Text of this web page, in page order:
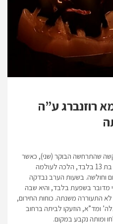
רוזנברג ע”ה
שהתרחשה הבוקר (שני), כאשר
הנערה בלומא (בלימי) רוזנברג ע”ה, בת 13 בלבד, הלכה לעולמה
וחולשה. בשעות הערב נבדקה
מדובר בשפעת בלבד, והיא שבה
התעוררה משנתה. כוחות החירום,
ומד”א, הוזעקו לביתה ברחוב
ומותה נקבע במקום.